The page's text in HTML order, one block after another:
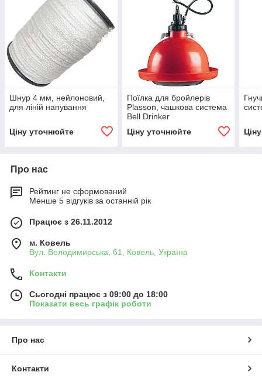
Шнур 4 мм, нейлоновий,
для ліній напування
Ціну уточнюйте
Поїлка для бройлерів
Plasson, чашкова система
Bell Drinker
Ціну уточнюйте
Про нас
Рейтинг не сформований
Менше 5 відгуків за останній рік
Працює з 26.11.2012
м. Ковель
Вул. Володимирська, 61, Ковель, Україна
Контакти
Сьогодні працює з 09:00 до 18:00
Показати весь графік роботи
Про нас
Контакти